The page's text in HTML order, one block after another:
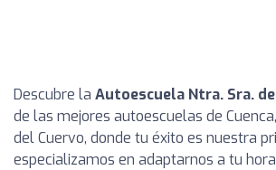
Descubre la Autoescuela Ntra. Sra.
de las mejores autoescuelas de
del Cuervo, donde tu éxito es nuestra
especializamos en adaptarnos a tu